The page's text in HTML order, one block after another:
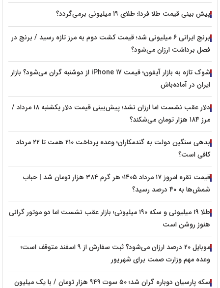
پیش‌ بینی قیمت طلا فردا؛ طلای ۱۹ میلیونی برمی‌گردد؟
برنج ایرانی ۶ میلیونی شد؛ قیمت کشت دوم به مرز تازه رسید / برنج در
فصل برداشت ارزان می‌شود؟
شوک تازه به بازار آیفون؛ قیمت iPhone 17 از دوشنبه گران می‌شود؟ بازار
ایران در آماده‌باش
دلار عقب نشست اما ارزان نشد؛ پیش‌بینی قیمت دلار یکشنبه ۱۸ مرداد /
مرز ۱۸۴ هزار تومان می‌شکند؟
بدهی سنگین دولت به گندمکاران؛ وعده پرداخت ۲۱۰ همت تا ۲۲ مرداد
کافی است؟
قیمت نقره امروز ۱۷ مرداد ۱۴۰۵؛ هر گرم ۳۸۴ هزار تومان شد | حباب
شمش‌ها به ۴۰ درصد رسید؟
طلا ۱۹ میلیونی و سکه ۱۹۰ میلیونی؛ بازار عقب نشست اما دو موتور گرانی
هنوز روشن است
موبایل ۲۰ درصد ارزان می‌شود؟ ثبت سفارش از ۹ اسفند متوقف است؛
وعده مهم وزارت صمت برای شهریور
سکه پارسیان دوباره گران شد؛ ۵۰ سوت ۹۴۹ هزار تومان / با یک میلیون